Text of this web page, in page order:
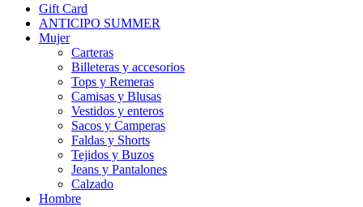
Gift Card
ANTICIPO SUMMER
Mujer
Carteras
Billeteras y accesorios
Tops y Remeras
Camisas y Blusas
Vestidos y enteros
Sacos y Camperas
Faldas y Shorts
Tejidos y Buzos
Jeans y Pantalones
Calzado
Hombre